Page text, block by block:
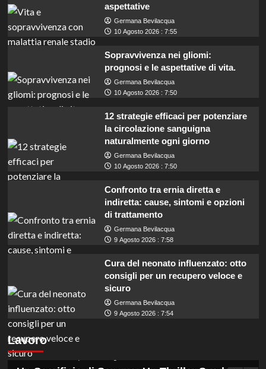
aspettative
Germana Bevilacqua
10 Agosto 2026 : 7:55
Sopravvivenza nei gliomi:
prognosi e le aspettative di vita.
Germana Bevilacqua
10 Agosto 2026 : 7:50
12 strategie efficaci per potenziare
la circolazione sanguigna
naturalmente ogni giorno
Germana Bevilacqua
10 Agosto 2026 : 7:50
Confronto tra ernia diretta e
indiretta: cause, sintomi e opzioni
di trattamento
Germana Bevilacqua
9 Agosto 2026 : 7:58
Cura del neonato influenzato: otto
consigli per un recupero veloce e
sicuro
Germana Bevilacqua
9 Agosto 2026 : 7:54
Lavoro
Concorsi pubblici da non perdere: scadenze
cruciali nella settimana di Ferragosto 2026.
Germana Bevilacqua